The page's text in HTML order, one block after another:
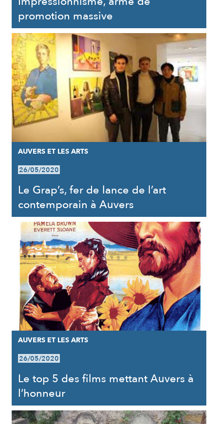
promotion massive
AUVERS ET LES ARTS
26/05/2020
Le Grap’s, fer de lance de l’art
contemporain à Auvers
AUVERS ET LES ARTS
26/05/2020
Le top 5 des films mettant Auvers à
l’honneur